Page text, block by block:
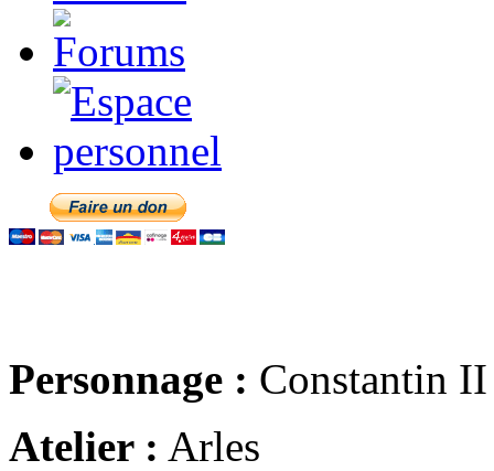
Personnage : Constantin II
Atelier : Arles